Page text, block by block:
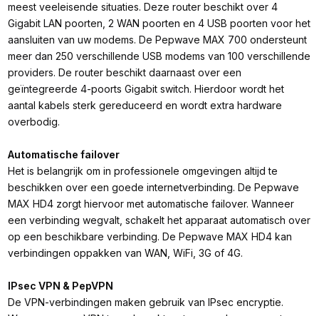
meest veeleisende situaties. Deze router beschikt over 4
Gigabit LAN poorten, 2 WAN poorten en 4 USB poorten voor het
aansluiten van uw modems. De Pepwave MAX 700 ondersteunt
meer dan 250 verschillende USB modems van 100 verschillende
providers. De router beschikt daarnaast over een
geïntegreerde 4-poorts Gigabit switch. Hierdoor wordt het
aantal kabels sterk gereduceerd en wordt extra hardware
overbodig.
Automatische failover
Het is belangrijk om in professionele omgevingen altijd te
beschikken over een goede internetverbinding. De Pepwave
MAX HD4 zorgt hiervoor met automatische failover. Wanneer
een verbinding wegvalt, schakelt het apparaat automatisch over
op een beschikbare verbinding. De Pepwave MAX HD4 kan
verbindingen oppakken van WAN, WiFi, 3G of 4G.
IPsec VPN & PepVPN
De VPN-verbindingen maken gebruik van IPsec encryptie.